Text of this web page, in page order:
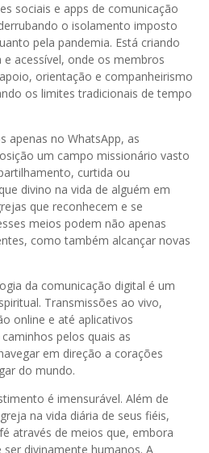
sociais e apps de comunicação
o isolamento imposto
pela pandemia. Está criando
acessível, onde os membros
orientação e companheirismo
os limites tradicionais de tempo
apenas no WhatsApp, as
um campo missionário vasto
curtida ou
divino na vida de alguém em
que reconhecem e se
meios podem não apenas
como também alcançar novas
da comunicação digital é um
Transmissões ao vivo,
online e até aplicativos
pelos quais as
em direção a corações
do mundo.
é imensurável. Além de
na vida diária de seus fiéis,
através de meios que, embora
divinamente humanos. A